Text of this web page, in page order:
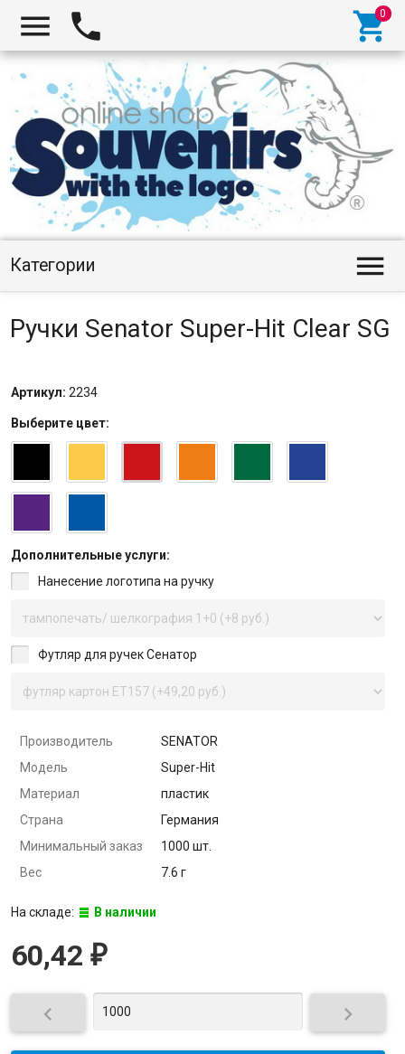
  
Категории 
Ручки Senator Super-Hit Clear SG
Артикул: 2234
Выберите цвет:
Дополнительные услуги:
Нанесение логотипа на ручку
Футляр для ручек Сенатор
Производитель
SENATOR
Модель
Super-Hit
Материал
пластик
Страна
Германия
Минимальный заказ
1000 шт.
Вес
7.6 г
На складе: В наличии
60,42 ₽
 